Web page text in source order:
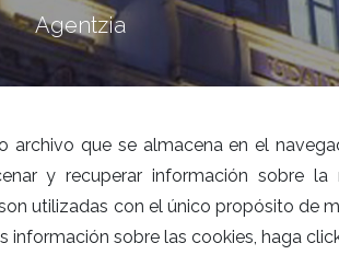
Agentzia
archivo que se almacena en el
y recuperar información sobre
utilizadas con el único propósito de
información sobre las cookies, haga